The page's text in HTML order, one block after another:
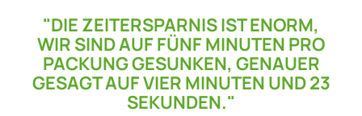
"DIE ZEITERSPARNIS IST ENORM,
WIR SIND AUF FÜNF MINUTEN PRO
PACKUNG GESUNKEN, GENAUER
GESAGT AUF VIER MINUTEN UND 23
SEKUNDEN."